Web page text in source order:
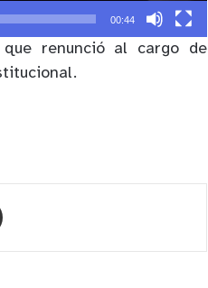
00:44
renunció al cargo de